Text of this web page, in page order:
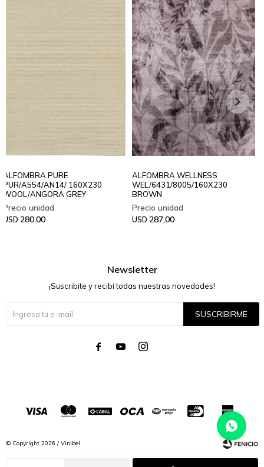
ALFOMBRA PURE
PUR/A554/AN14/ 160X230
WOOL/ANGORA GREY
USD 280,00
ALFOMBRA WELLNESS
WEL/6431/8005/160X230
BROWN
USD 287,00
Newsletter
¡Suscribite y recibí todas nuestras novedades!
SUSCRIBIRME
  
© Copyright 2026 / Vinibel